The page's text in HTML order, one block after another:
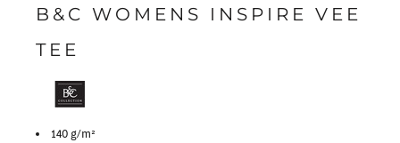
B&C WOMENS INSPIRE VEE
TEE
140 g/m²